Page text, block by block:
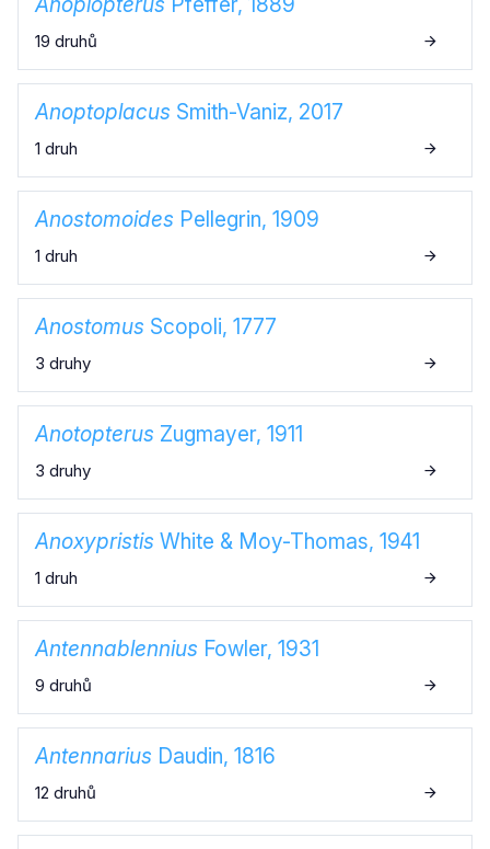
19 druhů
Anoptoplacus Smith-Vaniz, 2017
1 druh
Anostomoides Pellegrin, 1909
1 druh
Anostomus Scopoli, 1777
3 druhy
Anotopterus Zugmayer, 1911
3 druhy
Anoxypristis White & Moy-Thomas, 1941
1 druh
Antennablennius Fowler, 1931
9 druhů
Antennarius Daudin, 1816
12 druhů